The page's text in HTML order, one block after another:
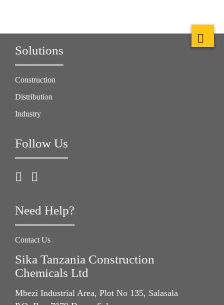
Solutions
Construction
Distribution
Industry
Follow Us
Need Help?
Contact Us
Sika Tanzania Construction
Chemicals Ltd
Mbezi Industrial Area, Plot No 135, Salasala